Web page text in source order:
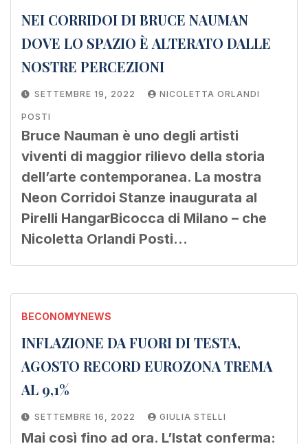
NEI CORRIDOI DI BRUCE NAUMAN
DOVE LO SPAZIO È ALTERATO DALLE
NOSTRE PERCEZIONI
SETTEMBRE 19, 2022 NICOLETTA ORLANDI
POSTI
Bruce Nauman è uno degli artisti
viventi di maggior rilievo della storia
dell’arte contemporanea. La mostra
Neon Corridoi Stanze inaugurata al
Pirelli HangarBicocca di Milano – che
Nicoletta Orlandi Posti…
BECONOMYNEWS
INFLAZIONE DA FUORI DI TESTA,
AGOSTO RECORD EUROZONA TREMA
AL 9,1%
SETTEMBRE 16, 2022 GIULIA STELLI
Mai così fino ad ora. L’Istat conferma: